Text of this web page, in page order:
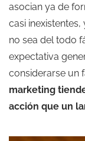
asocian ya de
casi
no sea del todo
expectativa
considerarse un
marketing
acción que un